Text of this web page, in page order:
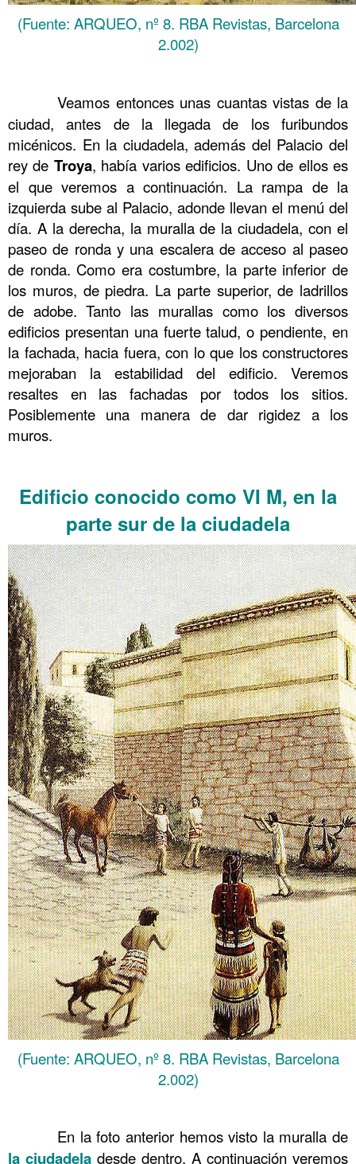
(Fuente: ARQUEO, nº 8. RBA Revistas, Barcelona
2.002)
Veamos entonces unas cuantas vistas de la
ciudad, antes de la llegada de los furibundos
micénicos. En la ciudadela, además del Palacio del
rey de Troya, había varios edificios. Uno de ellos es
el que veremos a continuación. La rampa de la
izquierda sube al Palacio, adonde llevan el menú del
día. A la derecha, la muralla de la ciudadela, con el
paseo de ronda y una escalera de acceso al paseo
de ronda. Como era costumbre, la parte inferior de
los muros, de piedra. La parte superior, de ladrillos
de adobe. Tanto las murallas como los diversos
edificios presentan una fuerte talud, o pendiente, en
la fachada, hacia fuera, con lo que los constructores
mejoraban la estabilidad del edificio. Veremos
resaltes en las fachadas por todos los sitios.
Posiblemente una manera de dar rigidez a los
muros.
Edificio conocido como VI M, en la
parte sur de la ciudadela
(Fuente: ARQUEO, nº 8. RBA Revistas, Barcelona
2.002)
En la foto anterior hemos visto la muralla de
la ciudadela desde dentro. A continuación veremos